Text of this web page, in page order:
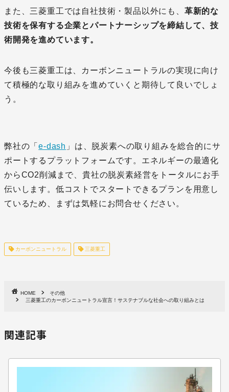
また、三菱重工では自社技術・製品以外にも、 革新的な
技術を保有する企業とパートナーシップを締結して、技
術開発を進めています。
今後も三菱重工は、カーボンニュートラルの実現に向け
て積極的な取り組みを進めていくと期待して良いでしょ
う。
弊社の「e-dash 」は、脱炭素への取り組みを総合的にサ
ポートするプラットフォームです。エネルギーの最適化
からCO2削減まで、貴社の脱炭素経営をトータルにお手
伝いします。低コストでスタートできるプランを用意し
ているため、まずは気軽にお問合せください。
カーボンニュートラル 三菱重工
HOME
その他
三菱重工のカーボンニュートラル宣言！サステナブルな社会への取り組みとは
関連記事